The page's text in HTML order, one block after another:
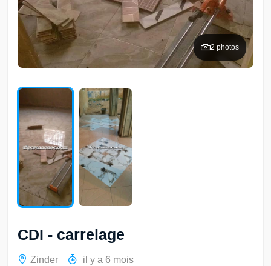
2 photos
CDI - carrelage
Zinder il y a 6 mois